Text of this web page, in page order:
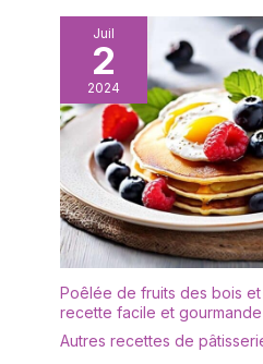
vert
ce
pour
et
Juil
2
2024
Poêlée de fruits des bois
recette facile et gourmande
Autres recettes de